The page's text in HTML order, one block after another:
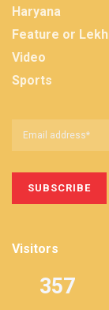
Haryana
Feature or Lekh
Video
Sports
Visitors
357